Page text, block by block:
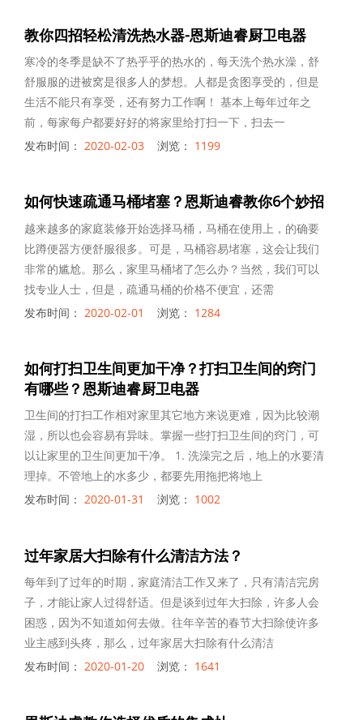
教你四招轻松清洗热水器-恩斯迪睿厨卫电器
寒冷的冬季是缺不了热乎乎的热水的，每天洗个热水澡，舒
舒服服的进被窝是很多人的梦想。人都是贪图享受的，但是
生活不能只有享受，还有努力工作啊！ 基本上每年过年之
前，每家每户都要好好的将家里给打扫一下，扫去一
发布时间： 2020-02-03 浏览： 1199
如何快速疏通马桶堵塞？恩斯迪睿教你6个妙招
越来越多的家庭装修开始选择马桶，马桶在使用上，的确要
比蹲便器方便舒服很多。可是，马桶容易堵塞，这会让我们
非常的尴尬。那么，家里马桶堵了怎么办？当然，我们可以
找专业人士，但是，疏通马桶的价格不便宜，还需
发布时间： 2020-02-01 浏览： 1284
如何打扫卫生间更加干净？打扫卫生间的窍门
有哪些？恩斯迪睿厨卫电器
卫生间的打扫工作相对家里其它地方来说更难，因为比较潮
湿，所以也会容易有异味。掌握一些打扫卫生间的窍门，可
以让家里的卫生间更加干净。 1. 洗澡完之后，地上的水要清
理掉。不管地上的水多少，都要先用拖把将地上
发布时间： 2020-01-31 浏览： 1002
过年家居大扫除有什么清洁方法？
每年到了过年的时期，家庭清洁工作又来了，只有清洁完房
子，才能让家人过得舒适。但是谈到过年大扫除，许多人会
困惑，因为不知道如何去做。往年辛苦的春节大扫除使许多
业主感到头疼，那么，过年家居大扫除有什么清洁
发布时间： 2020-01-20 浏览： 1641